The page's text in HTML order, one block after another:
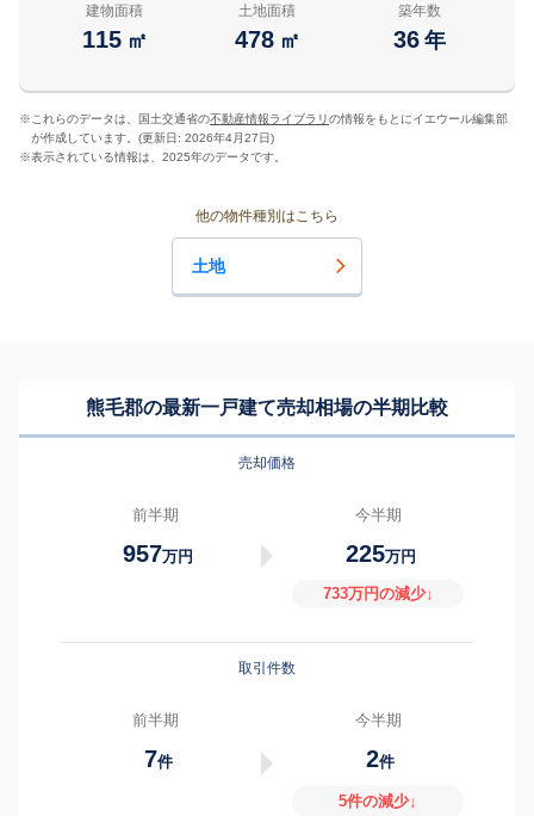
建物面積
115 ㎡
土地面積
478 ㎡
築年数
36 年
※ これらのデータは、国土交通省の不動産情報ライブラリの情報をもとにイエウール編集部
が作成しています。(更新日: 2026年4月27日)
※表示されている情報は、2025年のデータです。
他の物件種別はこちら
土地
熊毛郡の最新一戸建て売却相場の半期比較
売却価格
前半期
957万円
今半期
225万円
733万円の減少↓
取引件数
前半期
7件
今半期
2件
5件の減少↓